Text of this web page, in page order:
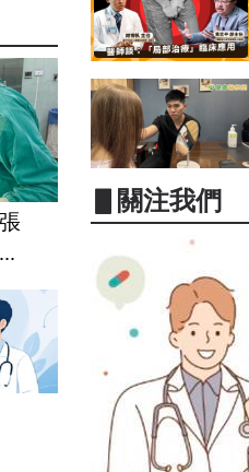
張
▋關注我們